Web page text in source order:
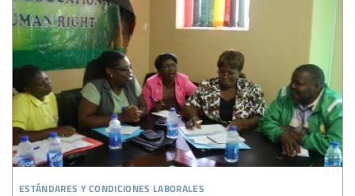
estándares y condiciones laborales